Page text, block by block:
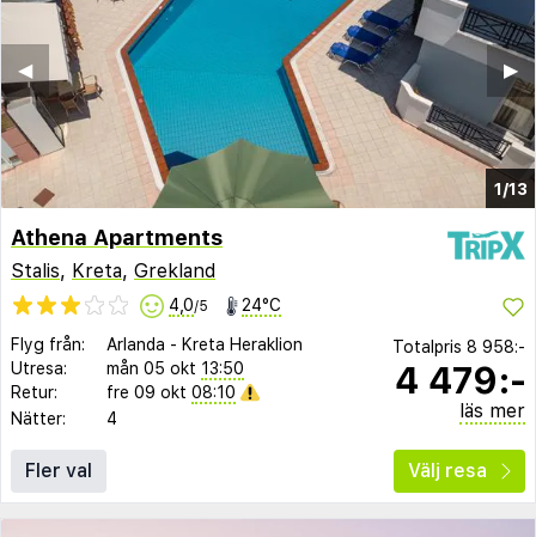
1/13
▶︎
◀︎
Athena Apartments
Stalis, Kreta, Grekland
4,0/5 24°C
Flyg från: Arlanda - Kreta Heraklion
Utresa:
mån 05 okt 13:50
Retur:
fre 09 okt 08:10
Nätter:
4
Totalpris 8 958:-
4 479:-
läs mer
Fler val Välj resa